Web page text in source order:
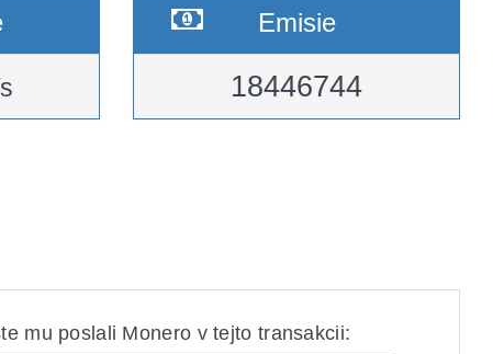
Emisie
18446744
mu poslali Monero v tejto transakcii: